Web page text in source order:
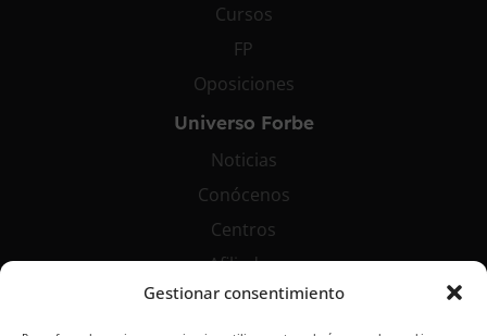
Gestionar consentimiento
Cursos
FP
Oposiciones
Universo Forbe
Noticias
Conócenos
Centros
Afiliados
Contáctanos